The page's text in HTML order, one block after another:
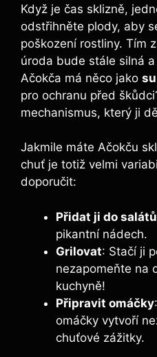
Když je čas sklizně,
odstřihněte plody, aby
poškození rostliny. Tím
úroda bude stále silná
Ačokča má něco jako
pro ochranu před
mechanismus, který ji
Jakmile máte Ačokču
chuť je totiž velmi
doporučit:
Přidat ji do salátů
pikantní nádech.
Grilovat: Stačí ji
nezapomeňte na
kuchyně!
Připravit omáčky
omáčky vytvoří
chuťové zážitky.